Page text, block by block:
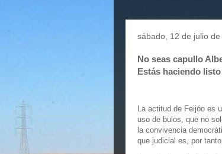
sábado, 12 de julio de
No seas capullo
Estás haciendo listo
La actitud de Feijóo es
uso de bulos, que no
la convivencia
que judicial es, por